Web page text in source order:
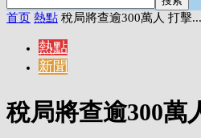
首页 熱點 稅局將查逾300萬人 打擊...
熱點
新聞
稅局將查逾300萬